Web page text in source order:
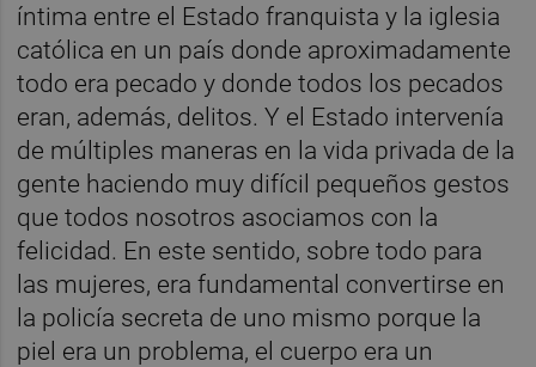
íntima entre el Estado franquista y la iglesia
católica en un país donde aproximadamente
todo era pecado y donde todos los pecados
eran, además, delitos. Y el Estado intervenía
de múltiples maneras en la vida privada de la
gente haciendo muy difícil pequeños gestos
que todos nosotros asociamos con la
felicidad. En este sentido, sobre todo para
las mujeres, era fundamental convertirse en
la policía secreta de uno mismo porque la
piel era un problema, el cuerpo era un